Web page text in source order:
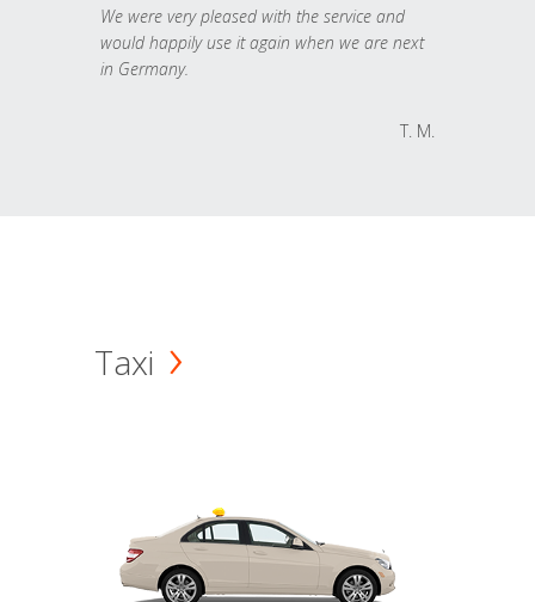
We were very pleased with the service and
would happily use it again when we are next
in Germany.
T. M.
Taxi